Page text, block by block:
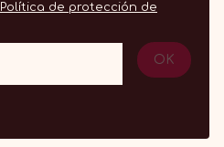
Política de protección de
OK